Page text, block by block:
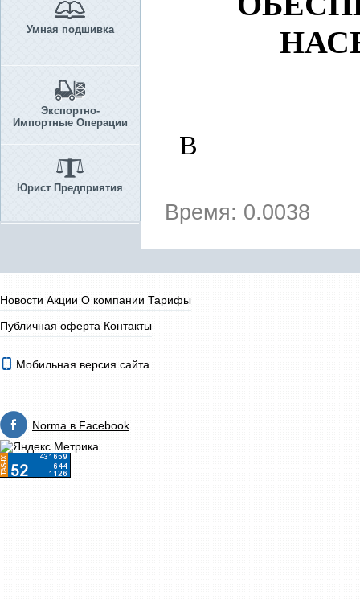
Умная подшивка
Экспортно-
Импортные Операции
Юрист Предприятия
В
Время: 0.0038
Новости Акции О компании Тарифы
Публичная оферта Контакты
Мобильная версия сайта
Norma в Facebook